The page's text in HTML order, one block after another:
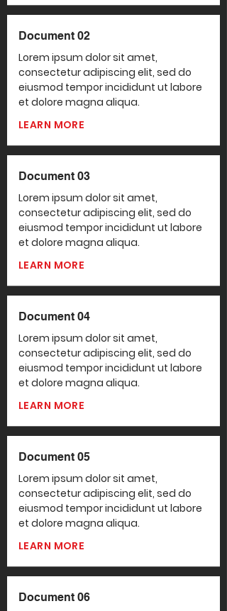
Document 02
Lorem ipsum dolor sit amet,
consectetur adipiscing elit, sed do
eiusmod tempor incididunt ut labore
et dolore magna aliqua.
LEARN MORE
Document 03
Lorem ipsum dolor sit amet,
consectetur adipiscing elit, sed do
eiusmod tempor incididunt ut labore
et dolore magna aliqua.
LEARN MORE
Document 04
Lorem ipsum dolor sit amet,
consectetur adipiscing elit, sed do
eiusmod tempor incididunt ut labore
et dolore magna aliqua.
LEARN MORE
Document 05
Lorem ipsum dolor sit amet,
consectetur adipiscing elit, sed do
eiusmod tempor incididunt ut labore
et dolore magna aliqua.
LEARN MORE
Document 06